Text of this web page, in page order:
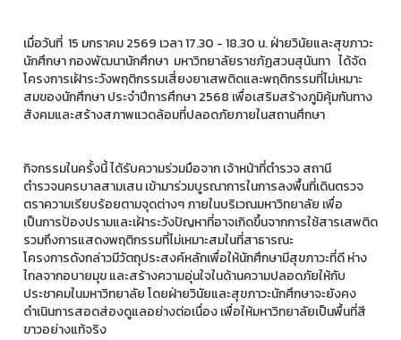
เมื่อวันที่ 15 มกราคม 2569 เวลา 17.30 - 18.30 น. ฝ่ายวินัยและสุขภาวะ
นักศึกษา กองพัฒนานักศึกษา มหาวิทยาลัยราชภัฏสวนสุนันทา ได้จัด
โครงการเฝ้าระวังพฤติกรรมเสี่ยงยาเสพติดและพฤติกรรมที่ไม่เหมาะ
สมของนักศึกษา ประจำปีการศึกษา 2568 เพื่อเสริมสร้างภูมิคุ้มกันทาง
สังคมและสร้างสภาพแวดล้อมที่ปลอดภัยภายในสถานศึกษา
กิจกรรมในครั้งนี้ ได้รับความร่วมมือจาก เจ้าหน้าที่ตำรวจ สถานี
ตำรวจนครบาลสามเสน เข้ามาร่วมบูรณาการในการลงพื้นที่เดินตรวจ
ตราความเรียบร้อยตามจุดต่างๆ ภายในบริเวณมหาวิทยาลัย เพื่อ
เป็นการป้องปรามและเฝ้าระวังปัญหาที่อาจเกิดขึ้นจากการใช้สารเสพติด
รวมถึงการแสดงพฤติกรรมที่ไม่เหมาะสมในที่สาธารณะ
โครงการดังกล่าวมีวัตถุประสงค์หลักเพื่อให้นักศึกษามีสุขภาวะที่ดี ห่าง
ไกลจากอบายมุข และสร้างความอุ่นใจในด้านความปลอดภัยให้กับ
ประชาคมในมหาวิทยาลัย โดยฝ่ายวินัยและสุขภาวะนักศึกษาจะยังคง
ดำเนินการสอดส่องดูแลอย่างต่อเนื่อง เพื่อให้มหาวิทยาลัยเป็นพื้นที่สี
ขาวอย่างแท้จริง